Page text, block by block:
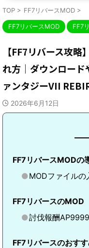
TOP > FF7リバースMOD >
FF7リバースMOD FF7
【FF7リバース攻
れ方｜ダウンロー
ァンタジーVII
2026年6月12日
FF7リバースMODの
MODファイルの
FF7リバースのMOD
討伐報酬
FF7リバースのおす